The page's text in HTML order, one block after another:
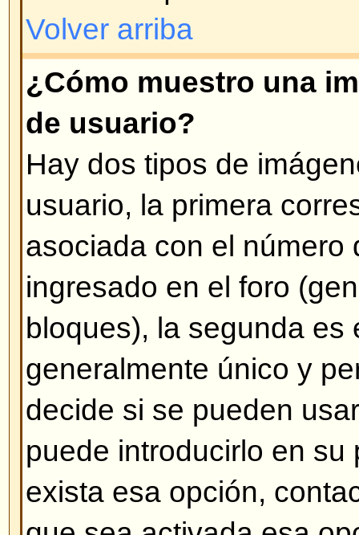
veces se deja un mensaje
Volver arriba
¿Cómo adoso mi firma a mis
Para adosar una firma en sus
que crear una firma
modificando su perfil. Una vez
opciónAgregar firmacuando
También puede activar la
agregue su firma a los
su perfil) y puede evitar que se
mensaje en particular al crearlo.
Volver arriba
¿Cómo creo una encuesta?
Crear una encuesta es fácil --
tema (o modifica el primer
opciónCrear una encuestaen la